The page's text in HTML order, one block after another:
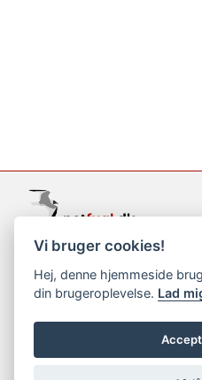
support@netfugl.dk
copyright © 2002-2023
Vi bruger cookies!
Hej, denne hjemmeside
din brugeroplevelse. Lad